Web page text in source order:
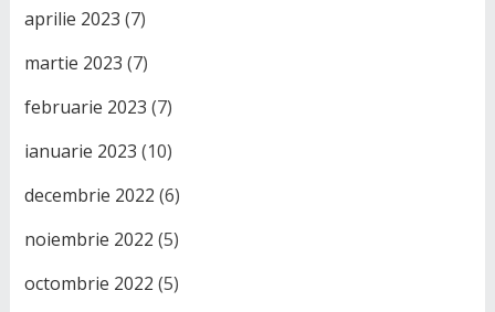
aprilie 2023 (7)
martie 2023 (7)
februarie 2023 (7)
ianuarie 2023 (10)
decembrie 2022 (6)
noiembrie 2022 (5)
octombrie 2022 (5)